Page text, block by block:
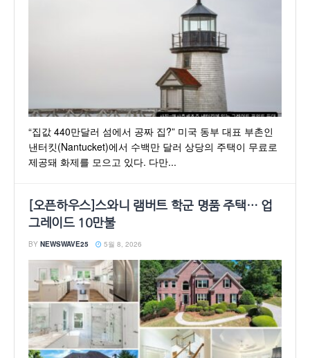
“집값 440만달러 섬에서 공짜 집?” 미국 동부 대표 부촌인
낸터킷(Nantucket)에서 수백만 달러 상당의 주택이 무료로
제공돼 화제를 모으고 있다. 다만...
[오픈하우스]스와니 램버트 학군 명품 주택… 업
그레이드 10만불
BY NEWSWAVE25 5월 8, 2026